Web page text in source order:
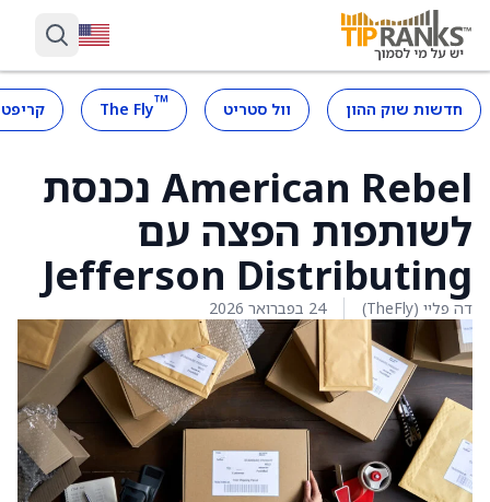
חדשות שוק ההון וול סטריט ™
The Fly
American Rebel נכנסת
לשותפות הפצה עם
Jefferson Distributing
דה פליי (TheFly) 24 בפברואר 2026